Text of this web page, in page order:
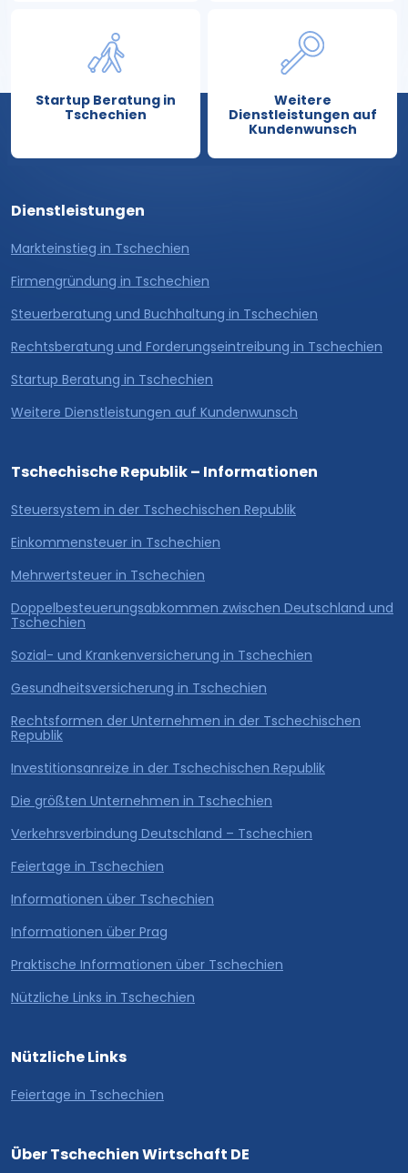
Startup Beratung in
Tschechien
Weitere
Dienstleistungen auf
Kundenwunsch
Dienstleistungen
Markteinstieg in Tschechien
Firmengründung in Tschechien
Steuerberatung und Buchhaltung in Tschechien
Rechtsberatung und Forderungseintreibung in Tschechien
Startup Beratung in Tschechien
Weitere Dienstleistungen auf Kundenwunsch
Tschechische Republik – Informationen
Steuersystem in der Tschechischen Republik
Einkommensteuer in Tschechien
Mehrwertsteuer in Tschechien
Doppelbesteuerungsabkommen zwischen Deutschland und
Tschechien
Sozial- und Krankenversicherung in Tschechien
Gesundheitsversicherung in Tschechien
Rechtsformen der Unternehmen in der Tschechischen
Republik
Investitionsanreize in der Tschechischen Republik
Die größten Unternehmen in Tschechien
Verkehrsverbindung Deutschland – Tschechien
Feiertage in Tschechien
Informationen über Tschechien
Informationen über Prag
Praktische Informationen über Tschechien
Nützliche Links in Tschechien
Nützliche Links
Feiertage in Tschechien
Über Tschechien Wirtschaft DE